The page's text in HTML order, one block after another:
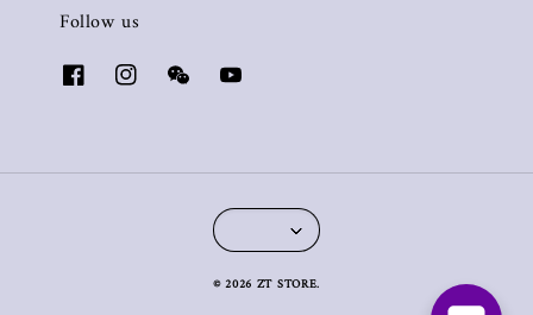
Follow us
© 2026 ZT STORE.